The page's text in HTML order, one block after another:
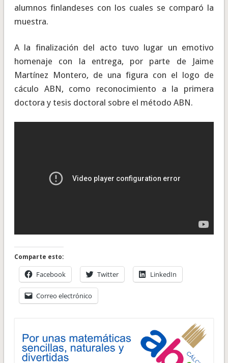
alumnos finlandeses con los cuales se comparó la
muestra.
A la finalización del acto tuvo lugar un emotivo
homenaje con la entrega, por parte de Jaime
Martínez Montero, de una figura con el logo de
cáculo ABN, como reconocimiento a la primera
doctora y tesis doctoral sobre el método ABN.
Comparte esto:
Facebook Twitter LinkedIn
Correo electrónico